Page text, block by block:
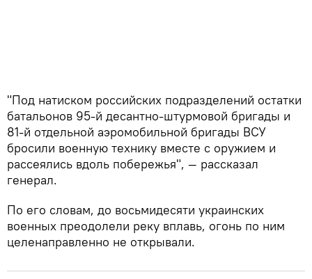
"Под натиском российских подразделений остатки
батальонов 95-й десантно-штурмовой бригады и
81-й отдельной аэромобильной бригады ВСУ
бросили военную технику вместе с оружием и
рассеялись вдоль побережья", — рассказал
генерал.
По его словам, до восьмидесяти украинских
военных преодолели реку вплавь, огонь по ним
целенаправленно не открывали.